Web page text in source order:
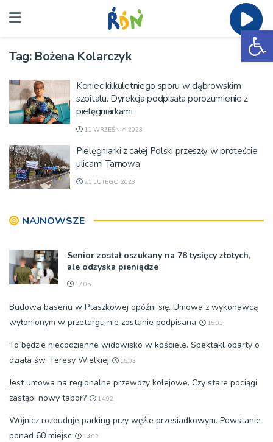
Tag: Bożena Kolarczyk
Koniec kilkuletniego sporu w dąbrowskim
szpitalu. Dyrekcja podpisała porozumienie z
pielęgniarkami
11 WRZEŚNIA 2023
Pielęgniarki z całej Polski przeszły w proteście
ulicami Tarnowa
21 LUTEGO 2023
NAJNOWSZE
Senior został oszukany na 78 tysięcy złotych,
ale odzyska pieniądze
17:05
Budowa basenu w Ptaszkowej opóźni się. Umowa z wykonawcą
wyłonionym w przetargu nie zostanie podpisana
15:03
To będzie niecodzienne widowisko w kościele. Spektakl oparty o
działa św. Teresy Wielkiej
15:03
Jest umowa na regionalne przewozy kolejowe. Czy stare pociągi
zastąpi nowy tabor?
14:02
Wojnicz rozbuduje parking przy węźle przesiadkowym. Powstanie
ponad 60 miejsc
14:02